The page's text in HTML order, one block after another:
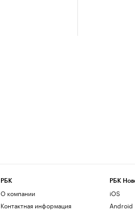
РБК
О компании
Контактная информация
РБК
iOS
Android